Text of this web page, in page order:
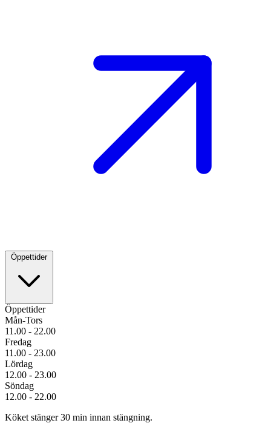
Öppettider
Öppettider
Mån-Tors
11.00 - 22.00
Fredag
11.00 - 23.00
Lördag
12.00 - 23.00
Söndag
12.00 - 22.00
Köket stänger 30 min innan stängning.